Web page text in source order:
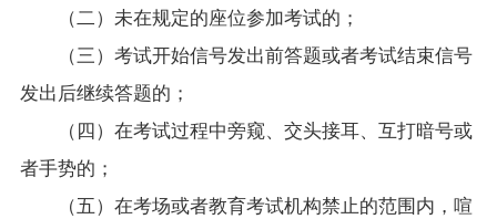
（二）未在规定的座位参加考试的；
（三）考试开始信号发出前答题或者考试结束信号
发出后继续答题的；
（四）在考试过程中旁窥、交头接耳、互打暗号或
者手势的；
（五）在考场或者教育考试机构禁止的范围内，喧